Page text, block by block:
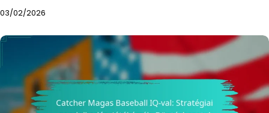
03/02/2026